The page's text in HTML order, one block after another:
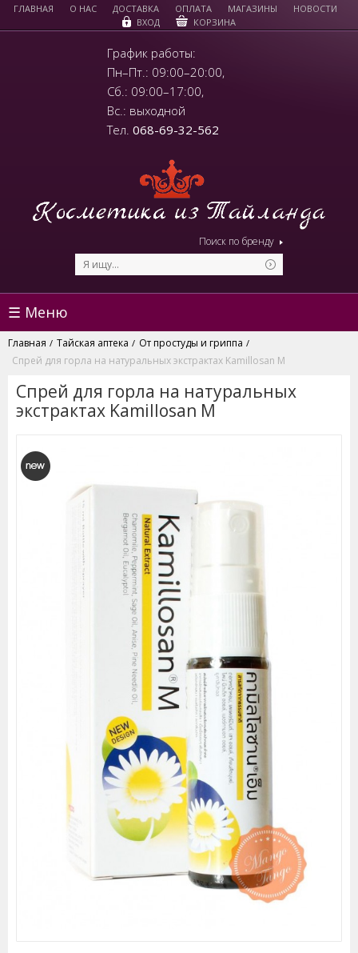
ГЛАВНАЯ О НАС ДОСТАВКА ОПЛАТА МАГАЗИНЫ
НОВОСТИ
ВХОД
КОРЗИНА
График работы:
Пн–Пт.: 09:00–20:00,
Сб.: 09:00–17:00,
Вс.: выходной
Тел. 068-69-32-562
Поиск по бренду
☰ Меню
Главная / Тайская аптека / От простуды и гриппа /
Спрей для горла на натуральных экстрактах Kamillosan M
Спрей для горла на натуральных
экстрактах Kamillosan M